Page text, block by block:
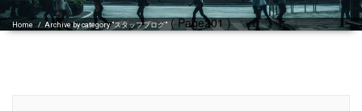
Home /Archive by category "スタッフブログ"( Page201 )